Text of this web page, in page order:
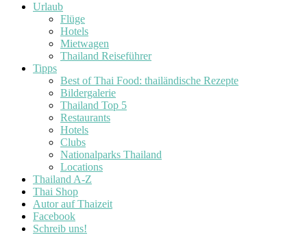
Urlaub
Flüge
Hotels
Mietwagen
Thailand Reiseführer
Tipps
Best of Thai Food: thailändische Rezepte
Bildergalerie
Thailand Top 5
Restaurants
Hotels
Clubs
Nationalparks Thailand
Locations
Thailand A-Z
Thai Shop
Autor auf Thaizeit
Facebook
Schreib uns!